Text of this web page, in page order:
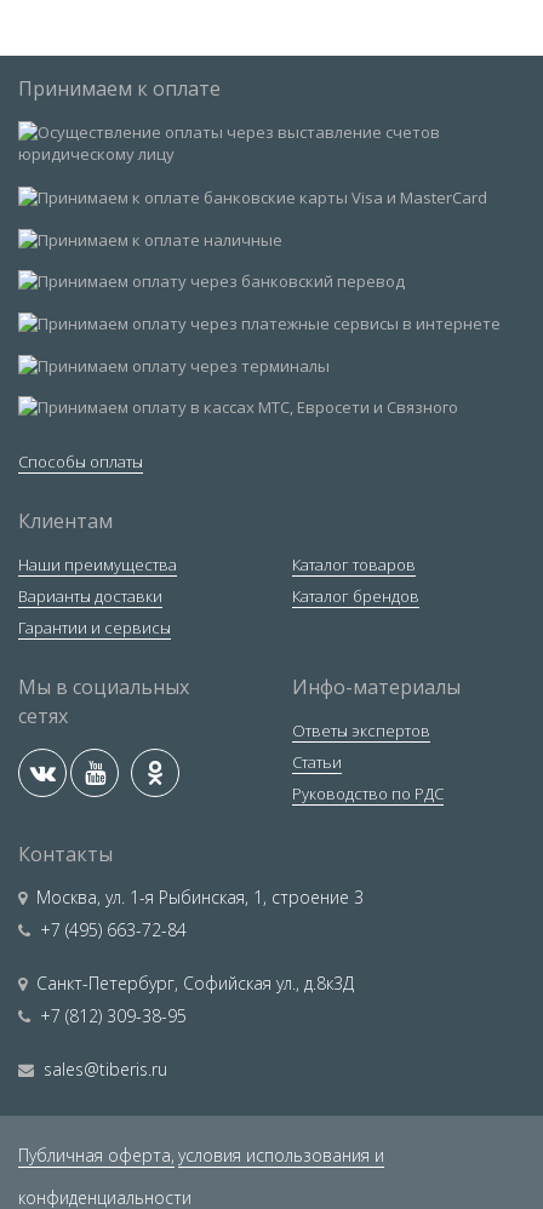
Принимаем к оплате
Способы оплаты
Клиентам
Наши преимущества
Варианты доставки
Гарантии и сервисы
Каталог товаров
Каталог брендов
Мы в социальных
сетях
Инфо-материалы
Ответы экспертов
Статьи
Руководство по РДС
Контакты
Москва, ул. 1-я Рыбинская, 1, строение 3
+7 (495) 663-72-84
Санкт-Петербург, Софийская ул., д.8к3Д
+7 (812) 309-38-95
sales@tiberis.ru
Публичная оферта, условия использования и
конфиденциальности